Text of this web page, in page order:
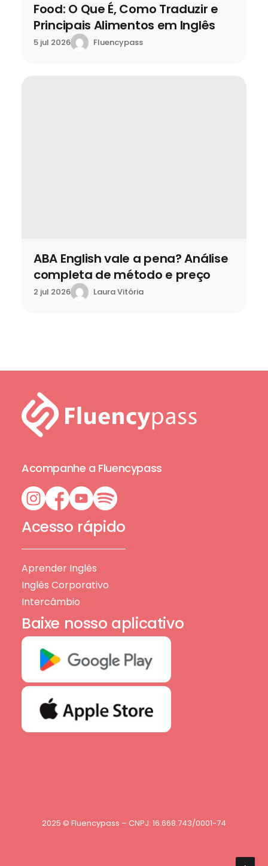
Food: O Que É, Como Traduzir e
Principais Alimentos em Inglês
5 jul 2026 Fluencypass
ABA English vale a pena? Análise
completa de método e preço
2 jul 2026 Laura Vitória
Acompanhe a Fluencypass
Acesso rápido
Aprender Inglês
Inglês Corporativo
Intercâmbio
Baixe nosso aplicativo
2025 © Fluencypass – CNPJ: 16.668.743/0001-74